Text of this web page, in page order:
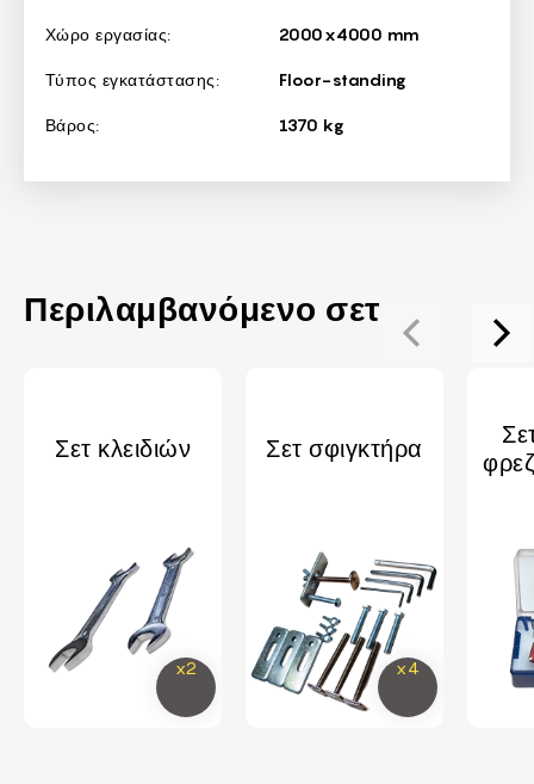
Χώρο εργασίας: 2000x4000 mm
Τύπος εγκατάστασης: Floor-standing
Βάρος: 1370 kg
Περιλαμβανόμενο σετ
Σετ κλειδιών Σετ σφιγκτήρα